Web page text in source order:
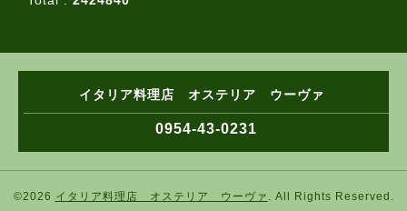
イタリア料理店 オステリア ウーヴァ
0954-43-0231
©2026 イタリア料理店 オステリア ウーヴァ . All Rights Reserved.